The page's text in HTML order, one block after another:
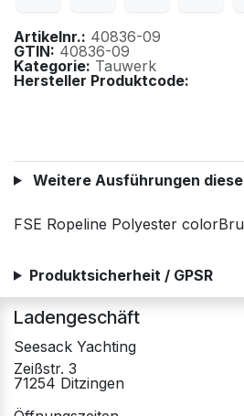
Artikelnr.: 40836-09
GTIN: 40836-09
Kategorie: Tauwerk
Hersteller Produktcode:
Weitere Ausführungen
FSE Ropeline Polyester
Produktsicherheit / GPSR
Ladengeschäft
Seesack Yachting
Zeißstr. 3
71254 Ditzingen